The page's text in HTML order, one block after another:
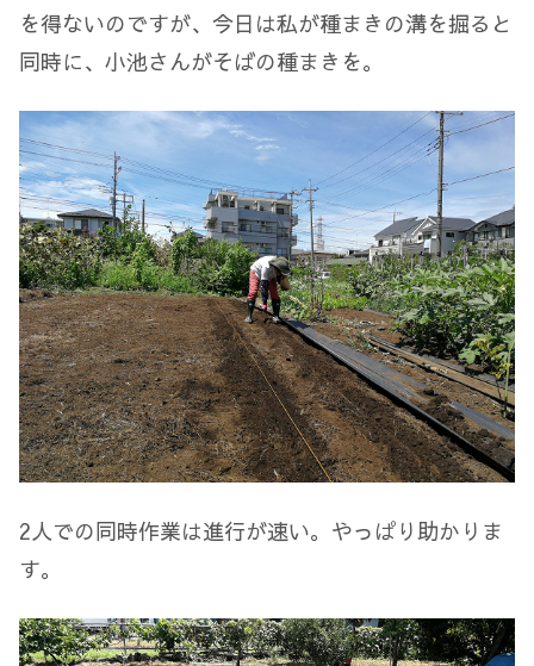
を得ないのですが、今日は私が種まきの溝を掘ると
同時に、小池さんがそばの種まきを。
2人での同時作業は進行が速い。やっぱり助かりま
す。